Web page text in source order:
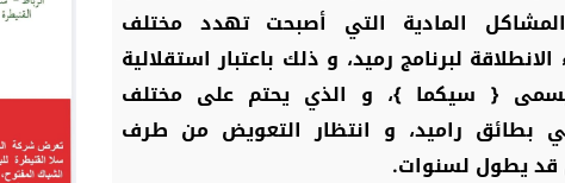
المادية التي أصبحت تهدد مختلف
لبرنامج رميد، و ذلك باعتبار استقلالية
يسمى { سيكما }، و الذي يحتم على مختلف
بطائق راميد، و انتظار التعويض من طرف
قد يطول لسنوات.